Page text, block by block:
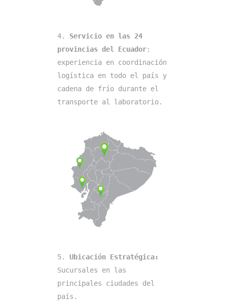
4. Servicio en las 24
provincias del Ecuador:
experiencia en coordinación
logística en todo el país y
cadena de frío durante el
transporte al laboratorio.
5.
Sucursales en las
principales ciudades del
país.